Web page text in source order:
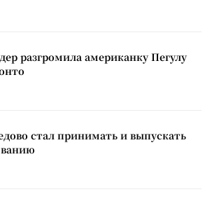
разгромила американку Пегулу
стал принимать и выпускать